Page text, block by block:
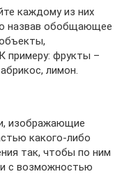
каждому из них
назвав обобщающее
примеру: фрукты –
лимон.
изображающие
какого-либо
так, чтобы по ним
с возможностью